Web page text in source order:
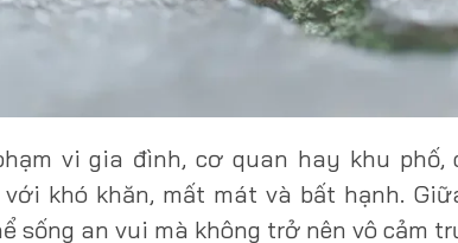
vi gia đình, cơ quan hay khu
khó khăn, mất mát và bất hạnh.
sống an vui mà không trở nên vô cảm